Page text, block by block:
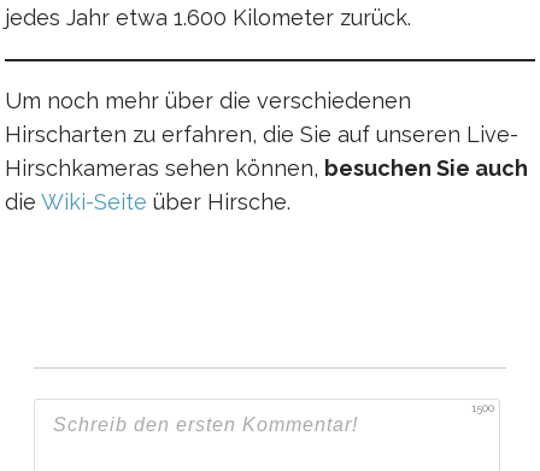
jedes Jahr etwa 1.600 Kilometer zurück.
Um noch mehr über die verschiedenen
Hirscharten zu erfahren, die Sie auf unseren Live-
Hirschkameras sehen können, besuchen Sie auch
die Wiki-Seite über Hirsche.
1500